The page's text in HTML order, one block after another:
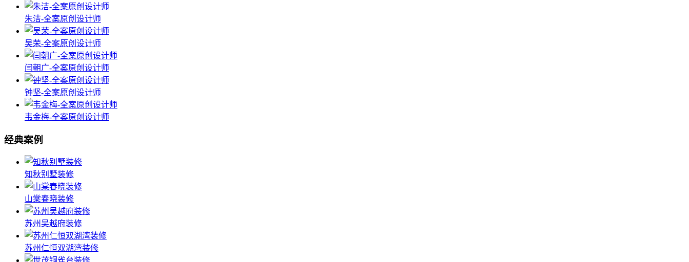
朱洁-全案原创设计师
吴荣-全案原创设计师
闫朝广-全案原创设计师
钟坚-全案原创设计师
韦金梅-全案原创设计师
经典案例
知秋别墅装修
山棠春晓装修
苏州吴越府装修
苏州仁恒双湖湾装修